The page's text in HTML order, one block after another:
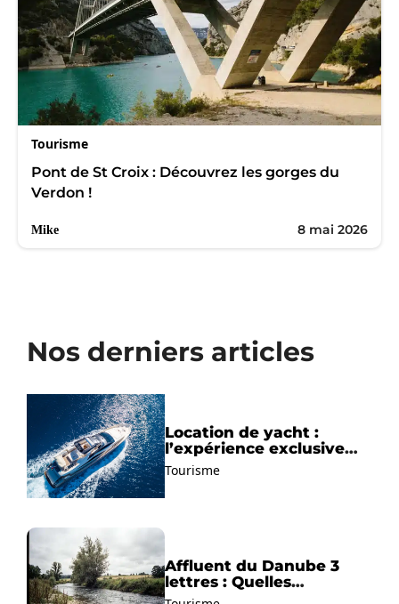
Tourisme
Pont de St Croix : Découvrez les gorges du
Verdon !
Mike 8 mai 2026
Nos derniers articles
Location de yacht :
l’expérience exclusive
pour découvrir la
Méditerranée autrement
Tourisme
Affluent du Danube 3
lettres : Quelles
solutions trouver ?